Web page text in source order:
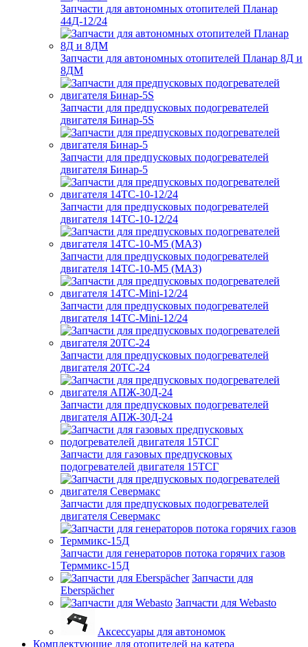
Запчасти для автономных отопителей Планар
44Д-12/24
Запчасти для автономных отопителей Планар 8Д и
8ДМ
Запчасти для предпусковых подогревателей
двигателя Бинар-5S
Запчасти для предпусковых подогревателей
двигателя Бинар-5
Запчасти для предпусковых подогревателей
двигателя 14ТС-10-12/24
Запчасти для предпусковых подогревателей
двигателя 14ТС-10-М5 (МАЗ)
Запчасти для предпусковых подогревателей
двигателя 14ТС-Mini-12/24
Запчасти для предпусковых подогревателей
двигателя 20ТС-24
Запчасти для предпусковых подогревателей
двигателя АПЖ-30Д-24
Запчасти для газовых предпусковых
подогревателей двигателя 15ТСГ
Запчасти для предпусковых подогревателей
двигателя Севермакс
Запчасти для генераторов потока горячих газов
Терммикс-15Д
Запчасти для
Eberspächer
Запчасти для Webasto
Аксессуары для автономок
Комплектующие для отопителей на катера